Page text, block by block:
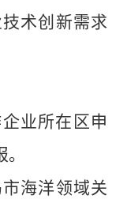
术创新需求
业所在区申
海洋领域关